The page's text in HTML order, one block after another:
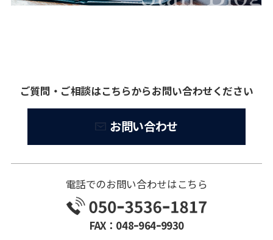
ご質問・ご相談はこちらからお問い合わせください
お問い合わせ
電話でのお問い合わせはこちら
FAX：048ｰ964ｰ9930